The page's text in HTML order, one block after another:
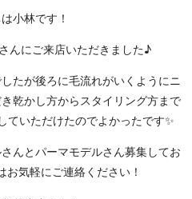
小林です！
んにご来店いただきました♪
たが後ろに毛流れがいくようにニ
乾かし方からスタイリング方まで
ていただけたのでよかったです✨
んとパーマモデルさん募集してお
お気軽にご連絡ください！